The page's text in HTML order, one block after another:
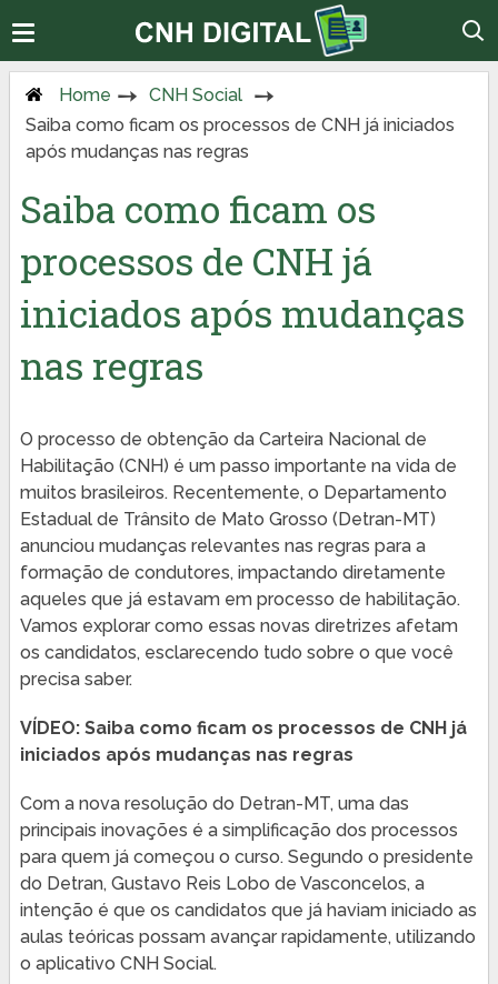
Home
CNH Social
Saiba como ficam os processos de CNH já iniciados
após mudanças nas regras
Saiba como ficam os
processos de CNH já
iniciados após mudanças
nas regras
O processo de obtenção da Carteira Nacional de
Habilitação (CNH) é um passo importante na vida de
muitos brasileiros. Recentemente, o Departamento
Estadual de Trânsito de Mato Grosso (Detran-MT)
anunciou mudanças relevantes nas regras para a
formação de condutores, impactando diretamente
aqueles que já estavam em processo de habilitação.
Vamos explorar como essas novas diretrizes afetam
os candidatos, esclarecendo tudo sobre o que você
precisa saber.
VÍDEO: Saiba como ficam os processos de CNH já
iniciados após mudanças nas regras
Com a nova resolução do Detran-MT, uma das
principais inovações é a simplificação dos processos
para quem já começou o curso. Segundo o presidente
do Detran, Gustavo Reis Lobo de Vasconcelos, a
intenção é que os candidatos que já haviam iniciado as
aulas teóricas possam avançar rapidamente, utilizando
o aplicativo CNH Social.